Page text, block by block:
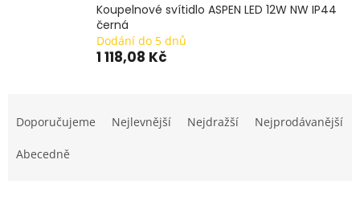
Koupelnové svítidlo ASPEN LED 12W NW IP44
černá
Dodání do 5 dnů
1 118,08 Kč
a
e
Doporučujeme Nejlevnější Nejdražší Nejprodávanější
Abecedně